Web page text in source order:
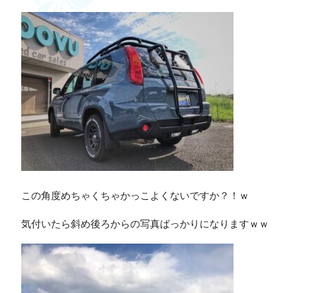
この角度めちゃくちゃかっこよくないですか？！ｗ
気付いたら斜め後ろからの写真ばっかりになりますｗｗ